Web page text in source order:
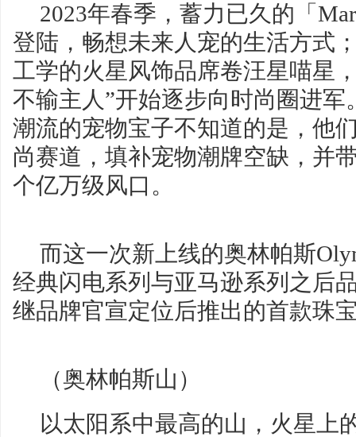
2023年春季，蓄力已久的「
登陆，畅想未来人宠的生活方式
工学的火星风饰品席卷汪星喵星
不输主人”开始逐步向时尚圈进
潮流的宠物宝子不知道的是，他
尚赛道，填补宠物潮牌空缺，并
个亿万级风口。
而这一次新上线的奥林帕斯
经典闪电系列与亚马逊系列之后
继品牌官宣定位后推出的首款珠
（奥林帕斯山）
以太阳系中最高的山，火星